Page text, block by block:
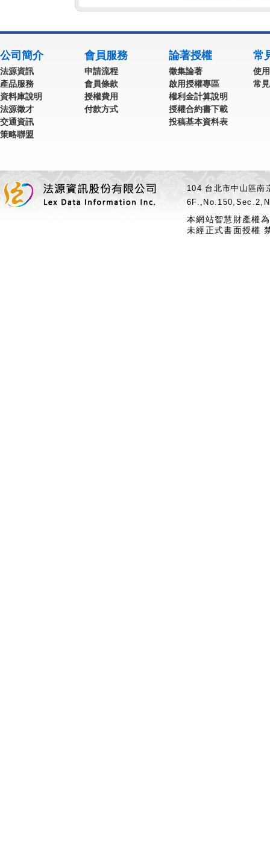
公司簡介
法源資訊
產品服務
資料庫說明
法源徵才
交通資訊
策略聯盟
會員服務
申請流程
會員條款
授權費用
付款方式
論著授權
徵集論著
啟用授權專區
權利金計算說明
授權合約書下載
投稿基本資料表
常
使
常
104 台北市中山區
本網站智慧財產權
未經正式書面授權